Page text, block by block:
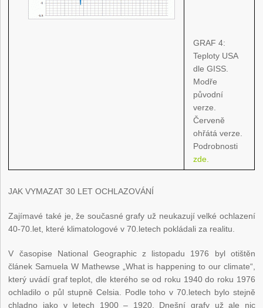
GRAF 4:
Teploty USA
dle GISS.
Modře
původní
verze.
Červeně
ohřátá verze.
Podrobnosti
zde.
JAK VYMAZAT 30 LET OCHLAZOVÁNÍ
Zajímavé také je, že současné grafy už neukazují velké ochlazení
40-70.let, které klimatologové v 70.letech pokládali za realitu.
V časopise National Geographic z listopadu 1976 byl otištěn
článek Samuela W Mathewse „What is happening to our climate“,
který uvádí graf teplot, dle kterého se od roku 1940 do roku 1976
ochladilo o půl stupně Celsia. Podle toho v 70.letech bylo stejně
chladno jako v letech 1900 – 1920. Dnešní grafy už ale nic